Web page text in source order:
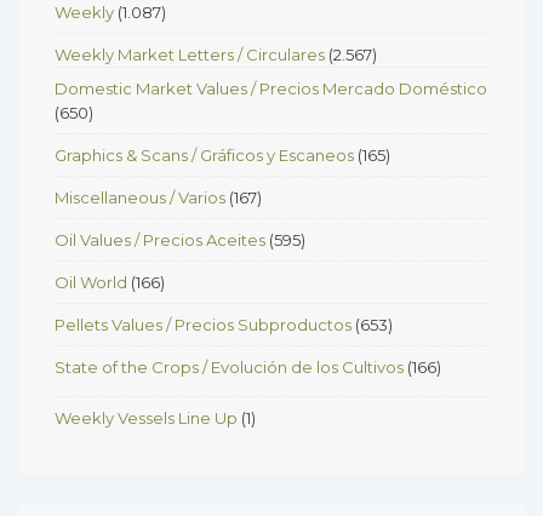
Weekly (1.087)
Weekly Market Letters / Circulares (2.567)
Domestic Market Values / Precios Mercado Doméstico
(650)
Graphics & Scans / Gráficos y Escaneos (165)
Miscellaneous / Varios (167)
Oil Values / Precios Aceites (595)
Oil World (166)
Pellets Values / Precios Subproductos (653)
State of the Crops / Evolución de los Cultivos (166)
Weekly Vessels Line Up (1)